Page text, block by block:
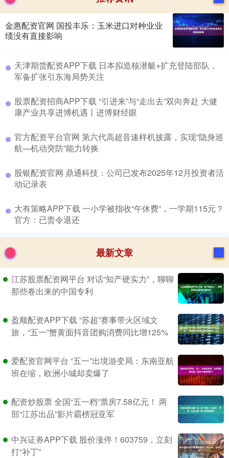
金惠配资官网 国投丰乐：玉米进口对种业业
绩没有直接影响
​天津期货配资APP下载 日本拟造核潜艇+扩充登陆部队，
军备扩张引东海局势关注
​股票配资招商APP下载 “引进来”与“走出去”双向奔赴 大健
康产业共享进博机遇丨进博财经眼
​官方配资平台官网 第六代高超音速样机披露，实现“隐身巡
航—机动突防”能力转换
​股银配资官网 鼎通科技：公司已发布2025年12月投资者活
动记录表
​大有策略APP下载 一小学被指收“午休费”，一学期115元？
官方：已责令退还
最新文章
江苏股票配资网平台 对话“知产硬实力”，聊聊
那些卷出来的中国专利
盈顺配资APP下载 “苏超”赛事带火区域文
旅，“五一”蟹黄面抖音团购消费同比增125%
爱配资官网平台 “五一”出境游变局：东南亚航
班在缩，欧洲小城却卖爆了
配资炒股票 全国“五一档”票房7.58亿元！ 两
部“江苏出品”影片霸榜冠亚军
中兴证券APP下载 股价涨停！603759，立刻
打“补丁”